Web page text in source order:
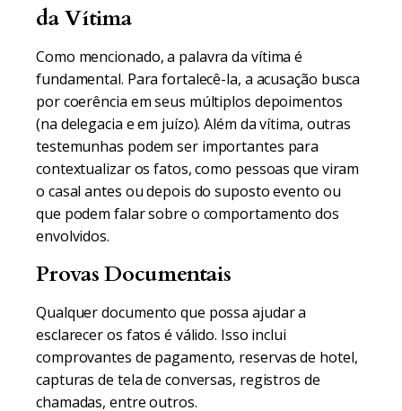
da Vítima
Como mencionado, a palavra da vítima é
fundamental. Para fortalecê-la, a acusação busca
por coerência em seus múltiplos depoimentos
(na delegacia e em juízo). Além da vítima, outras
testemunhas podem ser importantes para
contextualizar os fatos, como pessoas que viram
o casal antes ou depois do suposto evento ou
que podem falar sobre o comportamento dos
envolvidos.
Provas Documentais
Qualquer documento que possa ajudar a
esclarecer os fatos é válido. Isso inclui
comprovantes de pagamento, reservas de hotel,
capturas de tela de conversas, registros de
chamadas, entre outros.